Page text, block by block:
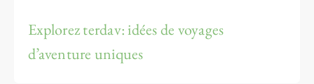
Explorez terdav: idées de voyages
d’aventure uniques